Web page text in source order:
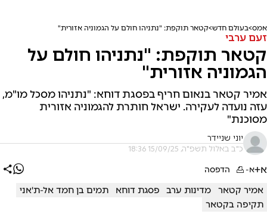
אמס בעולם חדש קטאר תוקפת: "נתניהו חולם על הגמוניה אזורית"
זעם ערבי
קטאר תוקפת: "נתניהו חולם על
הגמוניה אזורית"
אמיר קטאר בנאום חריף בפסגת דוחא: "נתניהו מסכל מו"מ,
עזה נועדה לעקירה. ישראל חותרת להגמוניה אזורית
מסוכנת"
יוני שניידר
כ"ב באלול תשפ"ה, 15/09/25 18:36
א+א- הדפסה
אמיר קטאר מדינות ערב פסגת דוחא
תמים בן חמד אל-ת'אני
תקיפה בקטאר